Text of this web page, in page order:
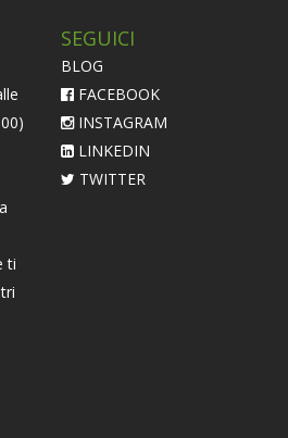
ti
SEGUICI
BLOG
FACEBOOK
INSTAGRAM
LINKEDIN
TWITTER